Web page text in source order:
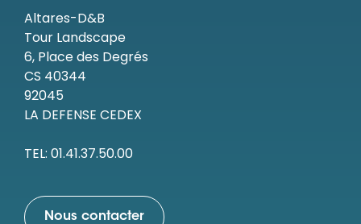
Altares-D&B
Tour Landscape
6, Place des Degrés
CS 40344
92045
LA DEFENSE CEDEX
TEL: 01.41.37.50.00
Nous contacter